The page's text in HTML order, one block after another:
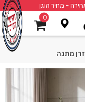
- מחיר הוגן
0
מתנה